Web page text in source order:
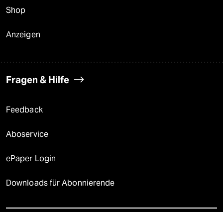
Shop
Anzeigen
Fragen & Hilfe
Feedback
Aboservice
ePaper Login
Downloads für Abonnierende